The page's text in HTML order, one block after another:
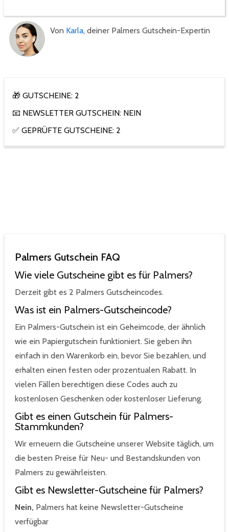
Von Karla, deiner Palmers Gutschein-Expertin
🎁 GUTSCHEINE: 2
📧 NEWSLETTER GUTSCHEIN: NEIN
✅ GEPRÜFTE GUTSCHEINE: 2
Palmers Gutschein FAQ
Wie viele Gutscheine gibt es für Palmers?
Derzeit gibt es 2 Palmers Gutscheincodes.
Was ist ein Palmers-Gutscheincode?
Ein Palmers-Gutschein ist ein Geheimcode, der ähnlich
wie ein Papiergutschein funktioniert. Sie geben ihn
einfach in den Warenkorb ein, bevor Sie bezahlen, und
erhalten einen festen oder prozentualen Rabatt. In
vielen Fällen berechtigen diese Codes auch zu
kostenlosen Geschenken oder kostenloser Lieferung.
Gibt es einen Gutschein für Palmers-
Stammkunden?
Wir erneuern die Gutscheine unserer Website täglich, um
die besten Preise für Neu- und Bestandskunden von
Palmers zu gewährleisten.
Gibt es Newsletter-Gutscheine für Palmers?
Nein, Palmers hat keine Newsletter-Gutscheine
verfügbar